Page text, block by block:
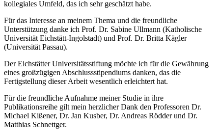
kollegiales Umfeld, das ich sehr geschätzt habe.
Für das Interesse an meinem Thema und die freundliche
Unterstützung danke ich Prof. Dr. Sabine Ullmann (Katholische
Universität Eichstätt-Ingolstadt) und Prof. Dr. Britta Kägler
(Universität Passau).
Der Eichstätter Universitätsstiftung möchte ich für die Gewährung
eines großzügigen Abschlussstipendiums danken, das die
Fertigstellung dieser Arbeit wesentlich erleichtert hat.
Für die freundliche Aufnahme meiner Studie in ihre
Publikationsreihe gilt mein herzlicher Dank den Professoren Dr.
Michael Kißener, Dr. Jan Kusber, Dr. Andreas Rödder und Dr.
Matthias Schnettger.